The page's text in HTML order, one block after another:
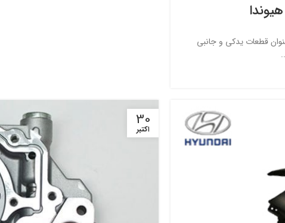
قطعات یدکی و جانبی
30
اکتبر